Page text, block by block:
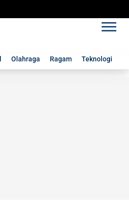
Olahraga Ragam Teknologi